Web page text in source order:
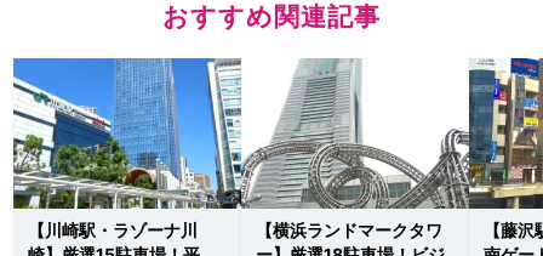
おすすめ関連記事
【川崎駅・ラゾーナ川
【横浜ランドマークタワ
【藤